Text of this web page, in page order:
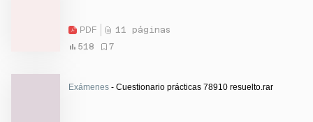
PDF
11 páginas
518
7
Exámenes - Cuestionario prácticas 78910 resuelto.rar